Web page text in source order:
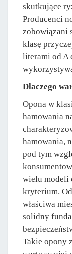
skutkujące
Producenci
zobowiązani
klasę
literami od A
Dlaczego
Opona w
hamowania
hamowania,
pod tym
wielu modeli
kryterium.
właściwa
solidny
Takie opony